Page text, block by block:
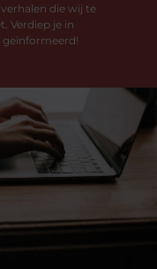
die wij te
Verdiep je in